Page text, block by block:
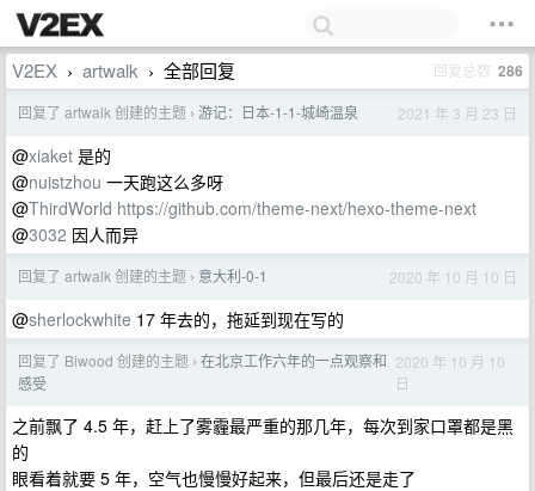
V2EX › artwalk › 全部回复 回复总数 286
回复了 artwalk 创建的主题 › 游记：日本-1-1-城崎温泉 2021 年 3 月 23 日
@xiaket 是的
@nuistzhou 一天跑这么多呀
@ThirdWorld https://github.com/theme-next/hexo-theme-next
@3032 因人而异
回复了 artwalk 创建的主题 › 意大利-0-1 2020 年 10 月 10 日
@sherlockwhite 17 年去的，拖延到现在写的
回复了 Biwood 创建的主题 › 在北京工作六年的一点观察和
感受
2020 年 10 月 10
日
之前飘了 4.5 年，赶上了雾霾最严重的那几年，每次到家口罩都是黑
的
眼看着就要 5 年，空气也慢慢好起来，但最后还是走了